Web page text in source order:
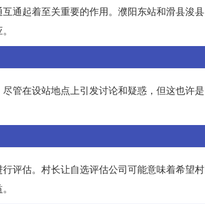
通起着至关重要的作用。濮阳东站和滑县浚县
管在设站地点上引发讨论和疑惑，但这也许是
评估。村长让自选评估公司可能意味着希望村